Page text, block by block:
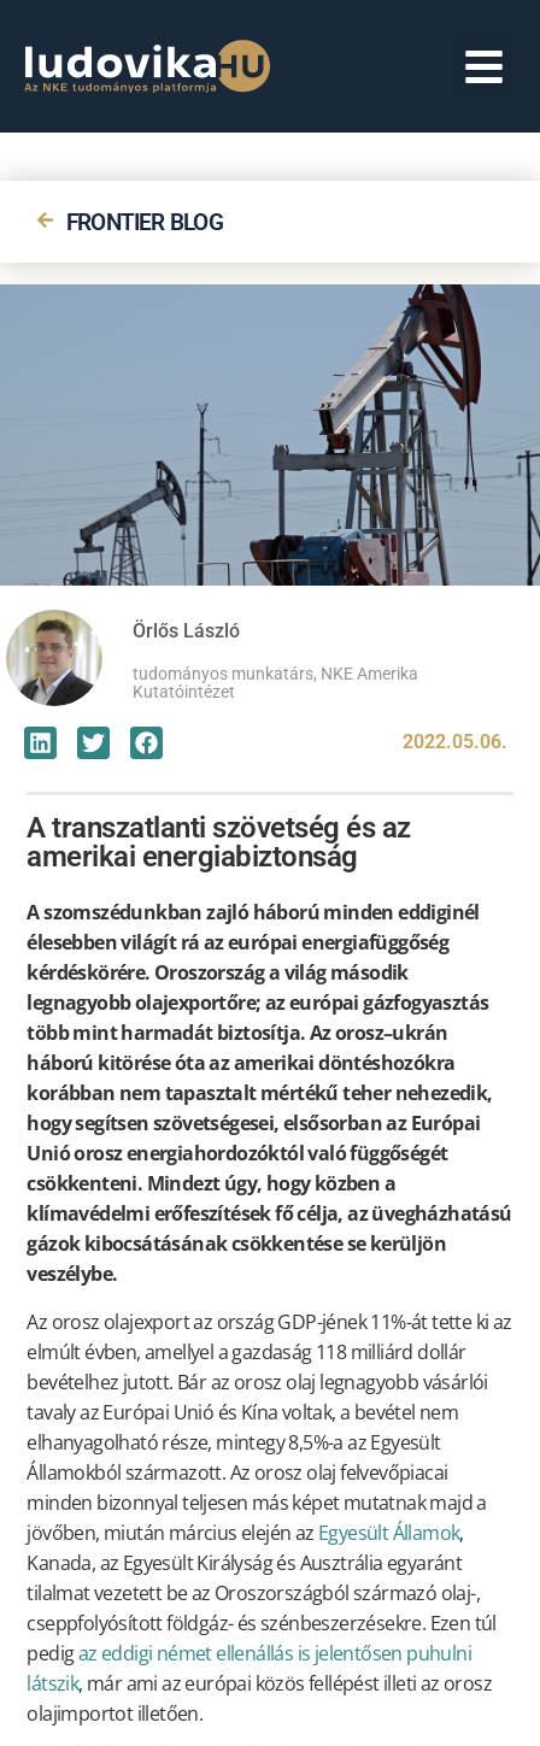
FRONTIER BLOG
Örlős László
tudományos munkatárs, NKE Amerika
Kutatóintézet
2022.05.06.
A transzatlanti szövetség és az
amerikai energiabiztonság
A szomszédunkban zajló háború minden eddiginél
élesebben világít rá az európai energiafüggőség
kérdéskörére. Oroszország a világ második
legnagyobb olajexportőre; az európai gázfogyasztás
több mint harmadát biztosítja. Az orosz–ukrán
háború kitörése óta az amerikai döntéshozókra
korábban nem tapasztalt mértékű teher nehezedik,
hogy segítsen szövetségesei, elsősorban az Európai
Unió orosz energiahordozóktól való függőségét
csökkenteni. Mindezt úgy, hogy közben a
klímavédelmi erőfeszítések fő célja, az üvegházhatású
gázok kibocsátásának csökkentése se kerüljön
veszélybe.
Az orosz olajexport az ország GDP-jének 11%-át tette ki az
elmúlt évben, amellyel a gazdaság 118 milliárd dollár
bevételhez jutott. Bár az orosz olaj legnagyobb vásárlói
tavaly az Európai Unió és Kína voltak, a bevétel nem
elhanyagolható része, mintegy 8,5%-a az Egyesült
Államokból származott. Az orosz olaj felvevőpiacai
minden bizonnyal teljesen más képet mutatnak majd a
jövőben, miután március elején az Egyesült Államok,
Kanada, az Egyesült Királyság és Ausztrália egyaránt
tilalmat vezetett be az Oroszországból származó olaj-,
cseppfolyósított földgáz- és szénbeszerzésekre. Ezen túl
pedigaz eddigi német ellenállás is jelentősen puhulni
látszik, már ami az európai közös fellépést illeti az orosz
olajimportot illetően.